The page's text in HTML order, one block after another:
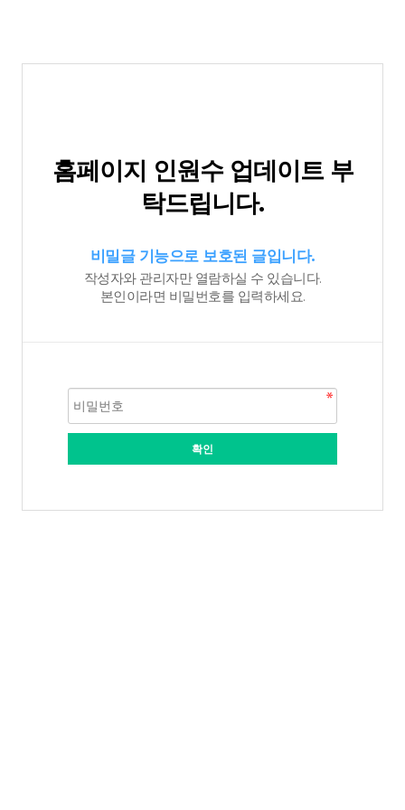
홈페이지 인원수 업데이트 부
탁드립니다.
비밀글 기능으로 보호된 글입니다.
작성자와 관리자만 열람하실 수 있습니다.
본인이라면 비밀번호를 입력하세요.